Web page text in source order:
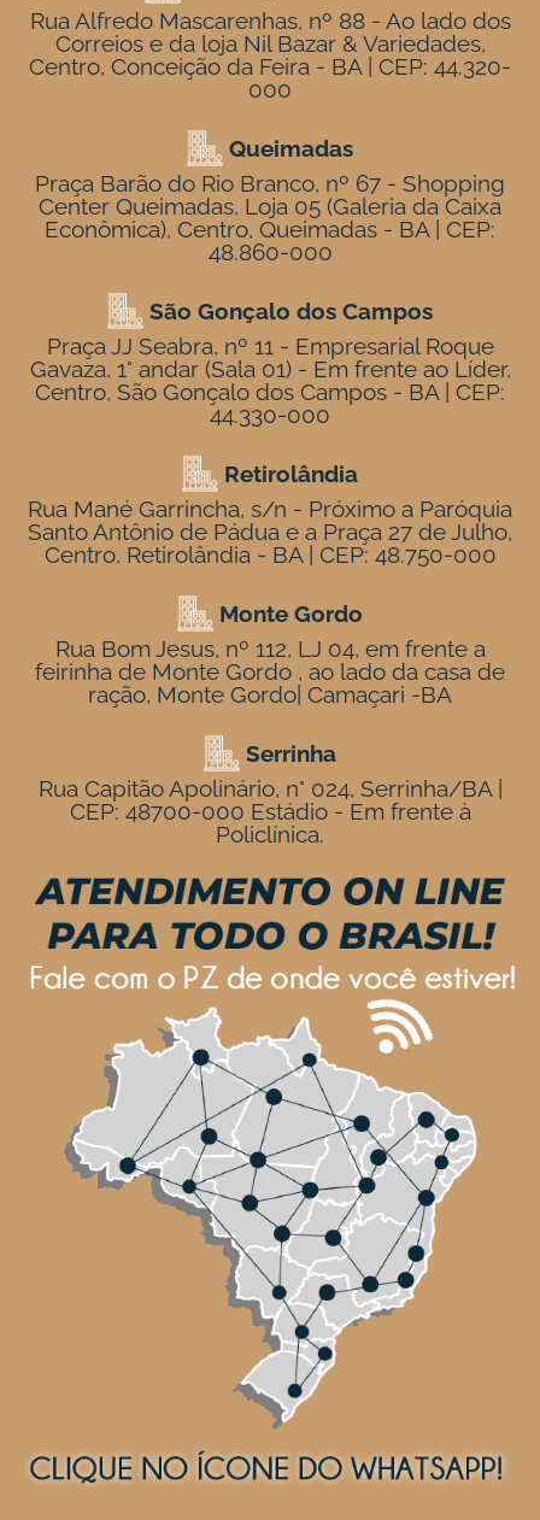
Rua Alfredo Mascarenhas, nº 88 - Ao lado dos
Correios e da loja Nil Bazar & Variedades,
Centro, Conceição da Feira - BA | CEP: 44.320-
000
Queimadas
Praça Barão do Rio Branco, nº 67 - Shopping
Center Queimadas, Loja 05 (Galeria da Caixa
Econômica), Centro, Queimadas - BA | CEP:
48.860-000
São Gonçalo dos Campos
Praça JJ Seabra, nº 11 - Empresarial Roque
Gavaza, 1° andar (Sala 01) - Em frente ao Líder,
Centro, São Gonçalo dos Campos - BA | CEP:
44.330-000
Retirolândia
Rua Mané Garrincha, s/n - Próximo a Paróquia
Santo Antônio de Pádua e a Praça 27 de Julho,
Centro, Retirolândia - BA | CEP: 48.750-000
Monte Gordo
Rua Bom Jesus, nº 112, LJ 04, em frente a
feirinha de Monte Gordo , ao lado da casa de
ração, Monte Gordo| Camaçari -BA
Serrinha
Rua Capitão Apolinário, n° 024, Serrinha/BA |
CEP: 48700-000 Estádio - Em frente à
Policlínica.